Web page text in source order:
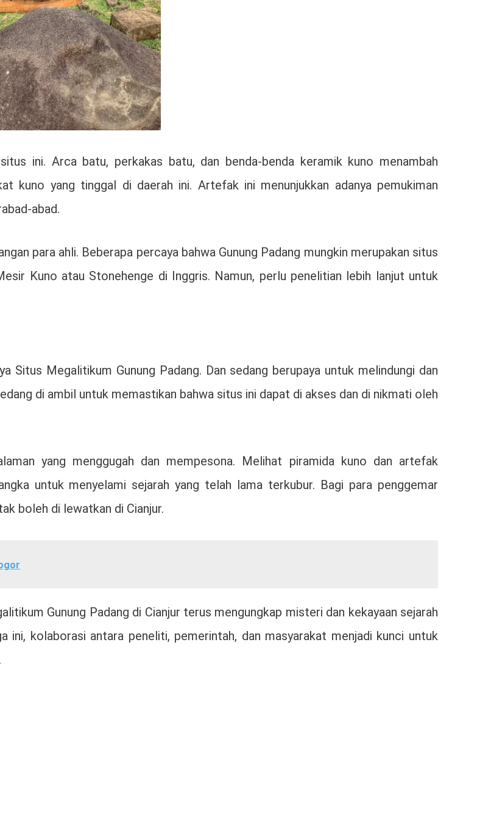
ini. Arca batu, perkakas batu, dan benda-benda keramik kuno menambah
kuno yang tinggal di daerah ini. Artefak ini menunjukkan adanya pemukiman
abad.
para ahli. Beberapa percaya bahwa Gunung Padang mungkin merupakan situs
Kuno atau Stonehenge di Inggris. Namun, perlu penelitian lebih lanjut untuk
Situs Megalitikum Gunung Padang. Dan sedang berupaya untuk melindungi dan
di ambil untuk memastikan bahwa situs ini dapat di akses dan di nikmati oleh
yang menggugah dan mempesona. Melihat piramida kuno dan artefak
untuk menyelami sejarah yang telah lama terkubur. Bagi para penggemar
boleh di lewatkan di Cianjur.
Gunung Padang di Cianjur terus mengungkap misteri dan kekayaan sejarah
ini, kolaborasi antara peneliti, pemerintah, dan masyarakat menjadi kunci untuk